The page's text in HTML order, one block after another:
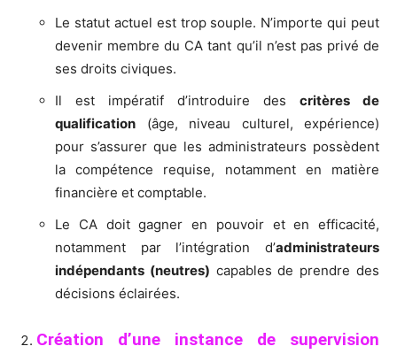
Le statut actuel est trop souple. N’importe qui peut
devenir membre du CA tant qu’il n’est pas privé de
ses droits civiques.
Il est impératif d’introduire des critères de
qualification (âge, niveau culturel, expérience)
pour s’assurer que les administrateurs possèdent
la compétence requise, notamment en matière
financière et comptable.
Le CA doit gagner en pouvoir et en efficacité,
notamment par l’intégration d’administrateurs
indépendants (neutres) capables de prendre des
décisions éclairées.
Création d’une instance de supervision